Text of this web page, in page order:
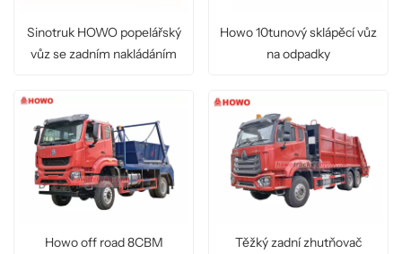
Sinotruk HOWO popelářský
vůz se zadním nakládáním
Howo 10tunový sklápěcí vůz
na odpadky
Howo off road 8CBM
Těžký zadní zhutňovač